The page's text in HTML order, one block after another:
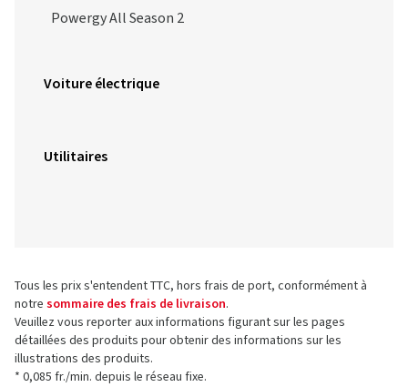
Powergy All Season 2
Voiture électrique
Utilitaires
Tous les prix s'entendent TTC, hors frais de port, conformément à
notre sommaire des frais de livraison.
Veuillez vous reporter aux informations figurant sur les pages
détaillées des produits pour obtenir des informations sur les
illustrations des produits.
* 0,085 fr./min. depuis le réseau fixe.